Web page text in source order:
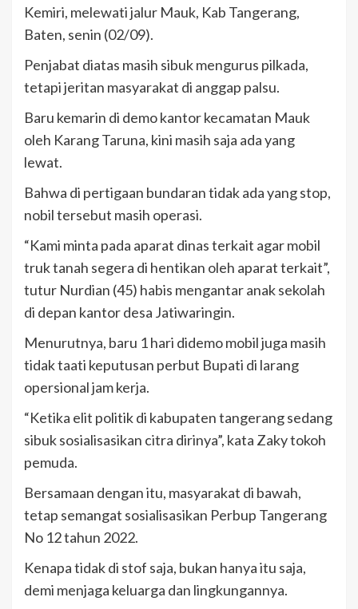
Kemiri, melewati jalur Mauk, Kab Tangerang,
Baten, senin (02/09).
Penjabat diatas masih sibuk mengurus pilkada,
tetapi jeritan masyarakat di anggap palsu.
Baru kemarin di demo kantor kecamatan Mauk
oleh Karang Taruna, kini masih saja ada yang
lewat.
Bahwa di pertigaan bundaran tidak ada yang stop,
nobil tersebut masih operasi.
“Kami minta pada aparat dinas terkait agar mobil
truk tanah segera di hentikan oleh aparat terkait”,
tutur Nurdian (45) habis mengantar anak sekolah
di depan kantor desa Jatiwaringin.
Menurutnya, baru 1 hari didemo mobil juga masih
tidak taati keputusan perbut Bupati di larang
opersional jam kerja.
“Ketika elit politik di kabupaten tangerang sedang
sibuk sosialisasikan citra dirinya”, kata Zaky tokoh
pemuda.
Bersamaan dengan itu, masyarakat di bawah,
tetap semangat sosialisasikan Perbup Tangerang
No 12 tahun 2022.
Kenapa tidak di stof saja, bukan hanya itu saja,
demi menjaga keluarga dan lingkungannya.